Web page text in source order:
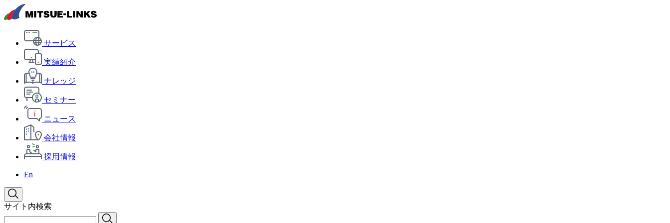
サービス
実績紹介
ナレッジ
セミナー
ニュース
会社情報
採用情報
En
サイト内検索